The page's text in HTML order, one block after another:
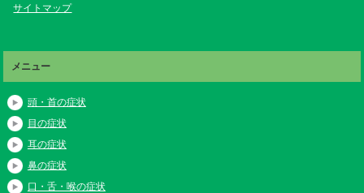
サイトマップ
メニュー
頭・首の症状
目の症状
耳の症状
鼻の症状
口・舌・喉の症状